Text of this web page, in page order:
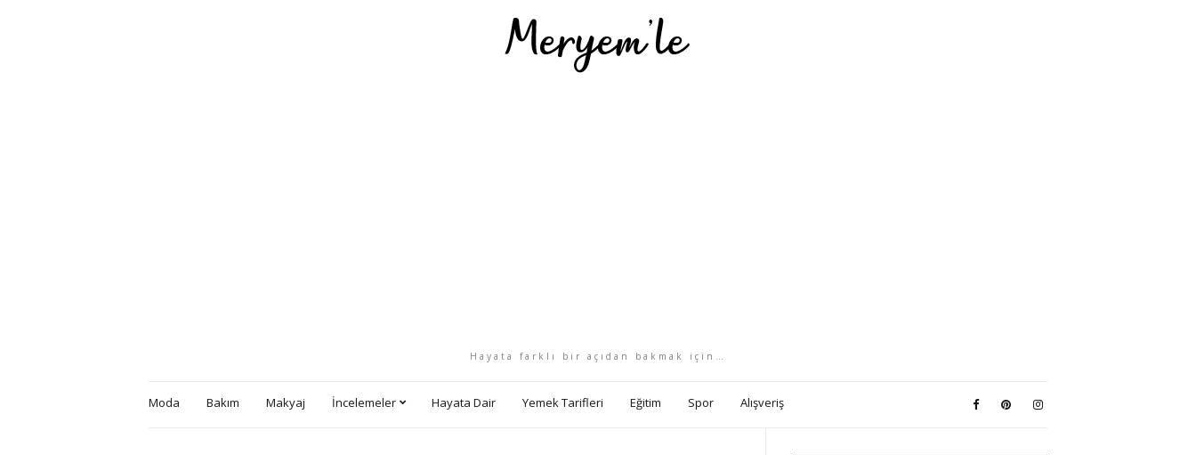
Hayata farklı bir açıdan bakmak için…
Moda Bakım Makyaj İncelemeler Hayata Dair Yemek Tarifleri Eğitim Spor Alışveriş